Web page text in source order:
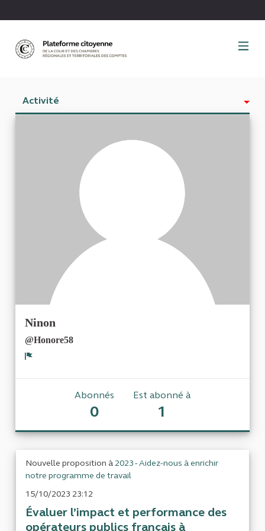
Activité
Ninon
@Honore58
Abonnés
0
Est abonné à
1
Nouvelle proposition à2023 - Aidez-nous à enrichir
notre programme de travail
15/10/2023 23:12
Évaluer l’impact et performance des
opérateurs publics français à